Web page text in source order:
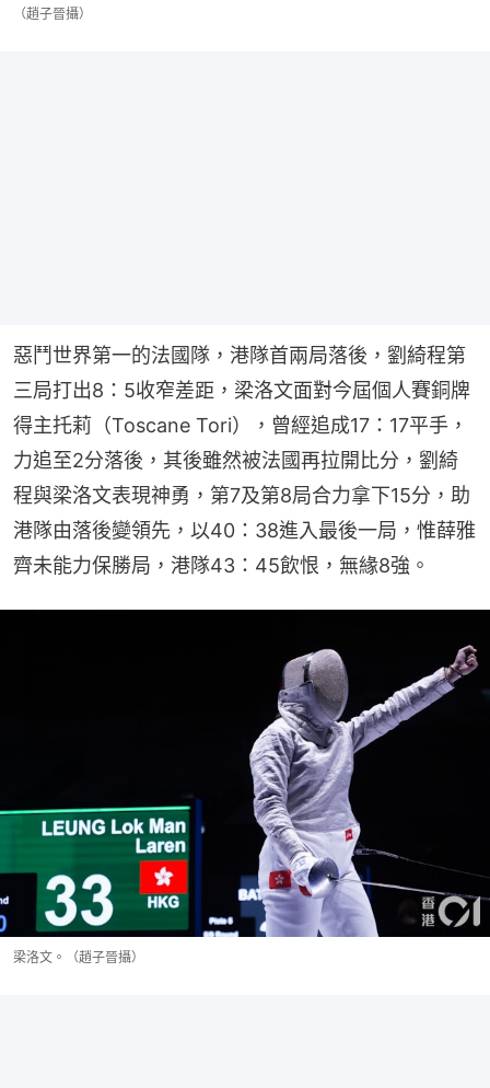
（趙子晉攝）
惡鬥世界第一的法國隊，港隊首兩局落後，劉綺程第
三局打出8：5收窄差距，梁洛文面對今屆個人賽銅牌
得主托莉（Toscane Tori），曾經追成17：17平手，
力追至2分落後，其後雖然被法國再拉開比分，劉綺
程與梁洛文表現神勇，第7及第8局合力拿下15分，助
港隊由落後變領先，以40：38進入最後一局，惟薛雅
齊未能力保勝局，港隊43：45飲恨，無緣8強。
梁洛文。（趙子晉攝）